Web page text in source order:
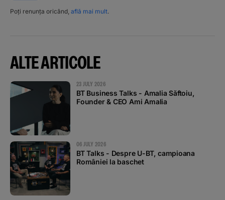
Poți renunța oricând, află mai mult.
ALTE ARTICOLE
23 JULY 2026
BT Business Talks - Amalia Săftoiu,
Founder & CEO Ami Amalia
06 JULY 2026
BT Talks - Despre U-BT, campioana
României la baschet